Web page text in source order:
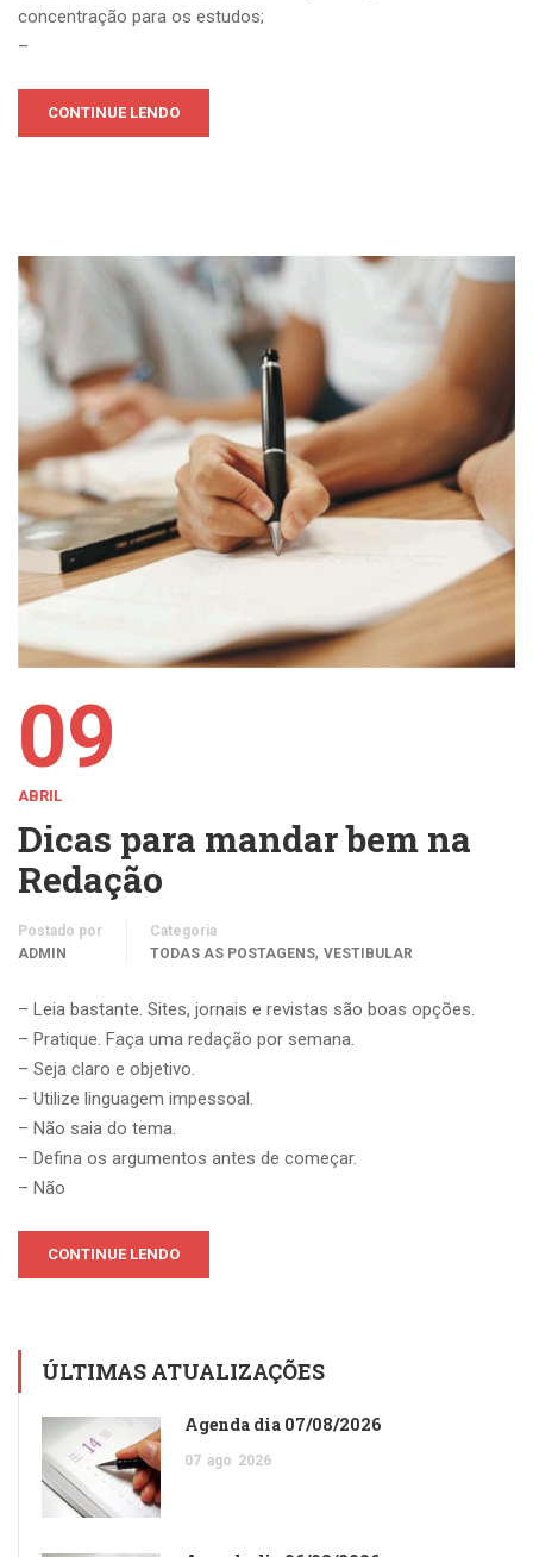
concentração para os estudos;
–
CONTINUE LENDO
09
ABRIL
Dicas para mandar bem na
Redação
Postado por
ADMIN
Categoria
TODAS AS POSTAGENS, VESTIBULAR
– Leia bastante. Sites, jornais e revistas são boas opções.
– Pratique. Faça uma redação por semana.
– Seja claro e objetivo.
– Utilize linguagem impessoal.
– Não saia do tema.
– Defina os argumentos antes de começar.
– Não
CONTINUE LENDO
ÚLTIMAS ATUALIZAÇÕES
Agenda dia 07/08/2026
07 ago 2026